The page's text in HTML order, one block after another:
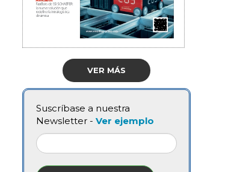
VER MÁS
Suscríbase a nuestra
Newsletter - Ver ejemplo